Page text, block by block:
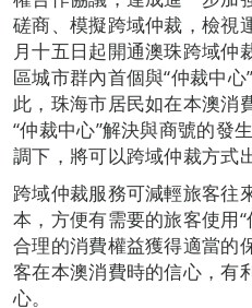
磋商、模擬跨域仲裁，檢視
月十五日起開通澳珠跨域仲
區城市群內首個與“仲裁中
此，珠海市居民如在本澳消
“仲裁中心”解決與商號的發
調下，將可以跨域仲裁方式
跨域仲裁服務可減輕旅客往
本，方便有需要的旅客使用
合理的消費權益獲得適當的
客在本澳消費時的信心，有
心。